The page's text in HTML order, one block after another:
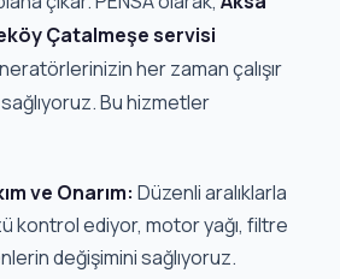
Çatalmeşe servisi
her zaman çalışır
sağlıyoruz. Bu hizmetler
ve Onarım: Düzenli aralıklarla
kontrol ediyor, motor yağı, filtre
değişimini sağlıyoruz.